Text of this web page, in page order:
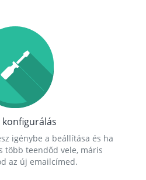
konfigurálás
igénybe a beállítása és ha
több teendőd vele, máris
az új emailcímed.